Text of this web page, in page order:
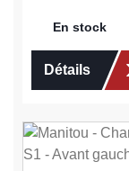
En stock
Détails